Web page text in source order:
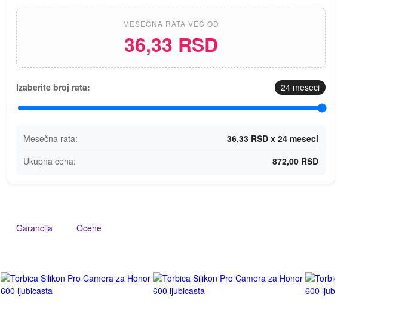
MESEČNA RATA VEĆ OD
36,33 RSD
Izaberite broj rata: 24 meseci
Mesečna rata:
36,33 RSD x 24 meseci
Ukupna cena:
872,00 RSD
Garancija Ocene